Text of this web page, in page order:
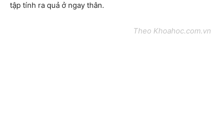
tập tính ra quả ở ngay thân.
Theo Khoahoc.com.vn